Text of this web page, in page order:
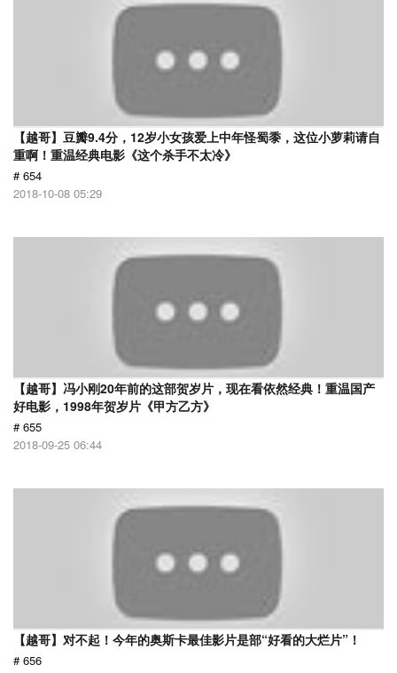
【越哥】豆瓣9.4分，12岁小女孩爱上中年怪蜀黍，这位小萝莉请自
重啊！重温经典电影《这个杀手不太冷》
# 654
2018-10-08 05:29
【越哥】冯小刚20年前的这部贺岁片，现在看依然经典！重温国产
好电影，1998年贺岁片《甲方乙方》
# 655
2018-09-25 06:44
【越哥】对不起！今年的奥斯卡最佳影片是部“好看的大烂片”！
# 656